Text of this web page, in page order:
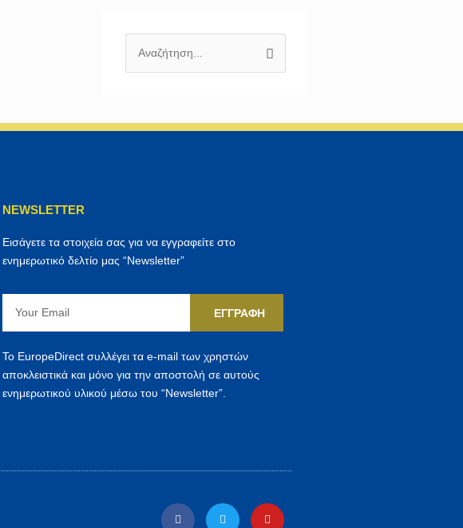
ζ
γ
NEWSLETTER
Εισάγετε τα στοιχεία σας για να εγγραφείτε στο
ενημερωτικό δελτίο μας “Newsletter”
ΕΓΓΡΑΦΉ
Το EuropeDirect συλλέγει τα e-mail των χρηστών
αποκλειστικά και μόνο για την αποστολή σε αυτούς
ενημερωτικού υλικού μέσω του “Newsletter”.
F
a
T
w
Y
o